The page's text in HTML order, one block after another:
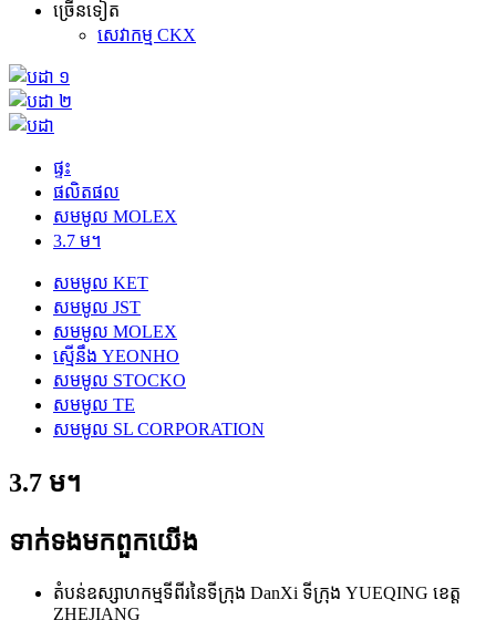
ច្រើនទៀត
សេវាកម្ម CKX
ផ្ទះ
ផលិតផល
សមមូល MOLEX
3.7 ម។
សមមូល KET
សមមូល JST
សមមូល MOLEX
ស្មើនឹង YEONHO
សមមូល STOCKO
សមមូល TE
សមមូល SL CORPORATION
3.7 ម។
ទាក់ទង​មក​ពួក​យើង
តំបន់ឧស្សាហកម្មទីពីរនៃទីក្រុង DanXi ទីក្រុង YUEQING ខេត្ត
ZHEJIANG